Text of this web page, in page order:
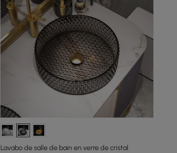
Lavabo de salle de bain en verre de cristal